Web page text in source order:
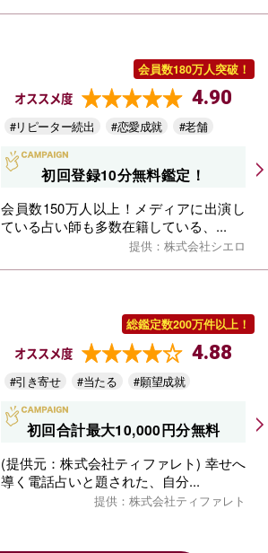
会員数180万人突破！
オススメ度 4.90
#リピーター続出 #恋愛成就 #老舗
初回登録10分無料鑑定！
会員数150万人以上！メディアに出演し
ている占い師も多数在籍している、...
提供：株式会社シエロ
総鑑定数200万件以上！
オススメ度 4.88
#引き寄せ #当たる #願望成就
初回合計最大10,000円分無料
(提供元：株式会社ティファレト) 幸せへ
導く電話占いと題された、自分...
提供：株式会社ティファレト